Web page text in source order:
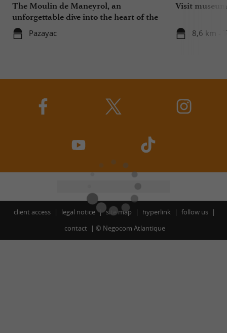
The Moulin de Maneyrol, an
unforgettable dive into the heart of the
golden pearl of the Périgord Noir:
walnut oil!
Pazayac
Visit
8,6 km -
client access legal notice site map hyperlink
follow us
contact
© Negocom Atlantique